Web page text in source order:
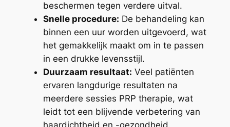
beschermen tegen verdere uitval.
Snelle procedure: De behandeling kan
binnen een uur worden uitgevoerd, wat
het gemakkelijk maakt om in te passen
in een drukke levensstijl.
Duurzaam resultaat: Veel patiënten
ervaren langdurige resultaten na
meerdere sessies PRP therapie, wat
leidt tot een blijvende verbetering van